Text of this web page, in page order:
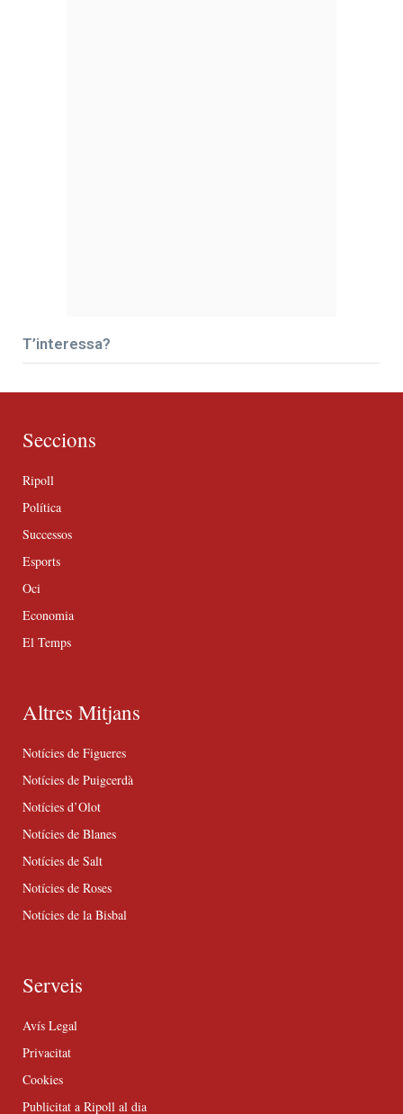
T’interessa?
Seccions
Ripoll
Política
Successos
Esports
Oci
Economia
El Temps
Altres Mitjans
Notícies de Figueres
Notícies de Puigcerdà
Notícies d’Olot
Notícies de Blanes
Notícies de Salt
Notícies de Roses
Notícies de la Bisbal
Serveis
Avís Legal
Privacitat
Cookies
Publicitat a Ripoll al dia